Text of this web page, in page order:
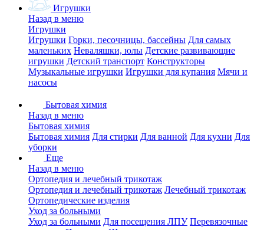
Игрушки
Назад в меню
Игрушки
Игрушки Горки, песочницы, бассейны Для самых
маленьких Неваляшки, юлы Детские развивающие
игрушки Детский транспорт Конструкторы
Музыкальные игрушки Игрушки для купания Мячи и
насосы
Бытовая химия
Назад в меню
Бытовая химия
Бытовая химия Для стирки Для ванной Для кухни Для
уборки
Еще
Назад в меню
Ортопедия и лечебный трикотаж
Ортопедия и лечебный трикотаж Лечебный трикотаж
Ортопедические изделия
Уход за больными
Уход за больными Для посещения ЛПУ Перевязочные